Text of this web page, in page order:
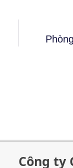
Công ty